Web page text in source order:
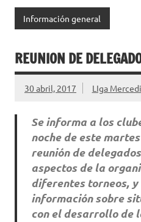
Información general
REUNION DE
30 abril, 2017 LIga
Se informa a los
noche de este
reunión de
aspectos de la
diferentes torneos,
información sobre
con el desarrollo de